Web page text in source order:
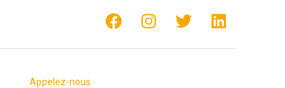
Appelez-nous